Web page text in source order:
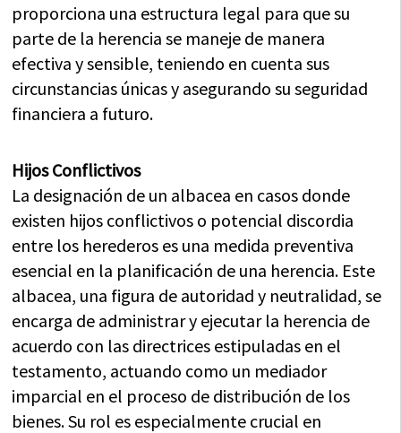
proporciona una estructura legal para que su
parte de la herencia se maneje de manera
efectiva y sensible, teniendo en cuenta sus
circunstancias únicas y asegurando su seguridad
financiera a futuro.
Hijos Conflictivos
La designación de un albacea en casos donde
existen hijos conflictivos o potencial discordia
entre los herederos es una medida preventiva
esencial en la planificación de una herencia. Este
albacea, una figura de autoridad y neutralidad, se
encarga de administrar y ejecutar la herencia de
acuerdo con las directrices estipuladas en el
testamento, actuando como un mediador
imparcial en el proceso de distribución de los
bienes. Su rol es especialmente crucial en